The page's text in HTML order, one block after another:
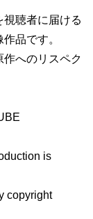
聴者に届ける
品です。
へのリスペク
is
copyright